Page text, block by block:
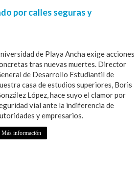
por calles seguras y
de Playa Ancha exige acciones
tras nuevas muertes. Director
de Desarrollo Estudiantil de
casa de estudios superiores, Boris
López, hace suyo el clamor por
vial ante la indiferencia de
y empresarios.
Más información